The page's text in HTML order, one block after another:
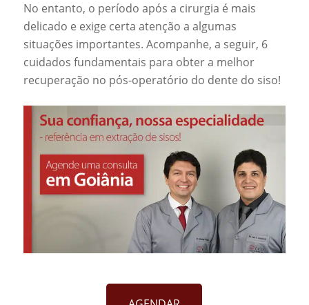
No entanto, o período após a cirurgia é mais
delicado e exige certa atenção a algumas
situações importantes. Acompanhe, a seguir, 6
cuidados fundamentais para obter a melhor
recuperação no pós-operatório do dente do siso!